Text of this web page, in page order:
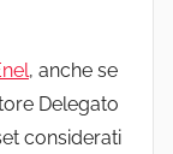
, anche se
Delegato
considerati